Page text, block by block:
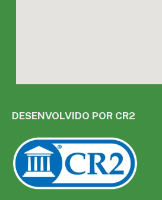
DESENVOLVIDO POR CR2